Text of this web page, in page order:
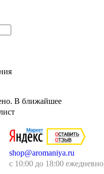
В ближайшее
shop@aromaniya.ru
с 10:00 до 18:00 ежедневно